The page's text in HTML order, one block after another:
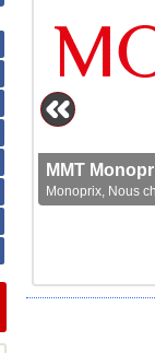
MMT
Monoprix, Nous